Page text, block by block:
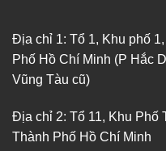
Địa chỉ 1: Tổ 1, Khu phố
Phố Hồ Chí Minh (P Hắc
Vũng Tàu cũ)
Địa chỉ 2: Tổ 11, Khu Phố
Thành Phố Hồ Chí Minh